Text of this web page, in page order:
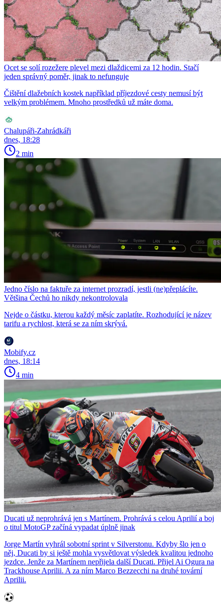
Ocet se solí rozežere plevel mezi dlaždicemi za 12 hodin. Stačí
jeden správný poměr, jinak to nefunguje
Čištění dlažebních kostek například příjezdové cesty nemusí být
velkým problémem. Mnoho prostředků už máte doma.
Chalupáři-Zahrádkáři
dnes, 18:28
2 min
Jedno číslo na faktuře za internet prozradí, jestli (ne)přeplácíte.
Většina Čechů ho nikdy nekontrolovala
Nejde o částku, kterou každý měsíc zaplatíte. Rozhodující je název
tarifu a rychlost, která se za ním skrývá.
Mobify.cz
dnes, 18:14
4 min
Ducati už neprohrává jen s Martínem. Prohrává s celou Aprilií a boj
o titul MotoGP začíná vypadat úplně jinak
Jorge Martín vyhrál sobotní sprint v Silverstonu. Kdyby šlo jen o
něj, Ducati by si ještě mohla vysvětlovat výsledek kvalitou jednoho
jezdce. Jenže za Martínem nepřijela další Ducati. Přijel Ai Ogura na
Trackhouse Aprilii. A za ním Marco Bezzecchi na druhé tovární
Aprilii.